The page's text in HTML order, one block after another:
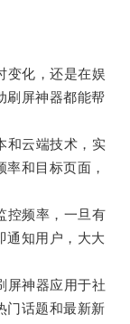
化，还是在娱
刷屏神器都能帮
云端技术，实
和目标页面，
频率，一旦有
通知用户，大大
神器应用于社
门话题和最新新